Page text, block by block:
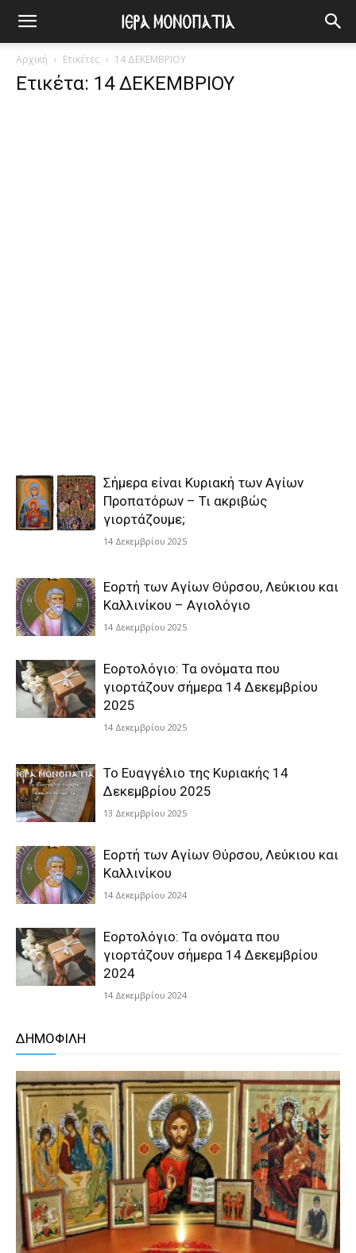
Αρχική Ετικέτες 14 ΔΕΚΕΜΒΡΙΟΥ
Ετικέτα: 14 ΔΕΚΕΜΒΡΙΟΥ
Σήμερα είναι Κυριακή των Αγίων
Προπατόρων – Τι ακριβώς
γιορτάζουμε;
14 Δεκεμβρίου 2025
Εορτή των Αγίων Θύρσου, Λεύκιου και
Καλλινίκου – Αγιολόγιο
14 Δεκεμβρίου 2025
Εορτολόγιο: Τα ονόματα που
γιορτάζουν σήμερα 14 Δεκεμβρίου
2025
14 Δεκεμβρίου 2025
Το Ευαγγέλιο της Κυριακής 14
Δεκεμβρίου 2025
13 Δεκεμβρίου 2025
Εορτή των Αγίων Θύρσου, Λεύκιου και
Καλλινίκου
14 Δεκεμβρίου 2024
Εορτολόγιο: Τα ονόματα που
γιορτάζουν σήμερα 14 Δεκεμβρίου
2024
14 Δεκεμβρίου 2024
ΔΗΜΟΦΙΛΗ